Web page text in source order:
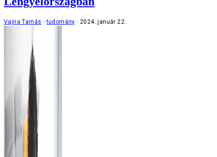
Vajna Tamás tudomány 2024. január 22.